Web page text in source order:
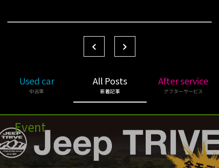
Used car
中古車
All Posts
新着記事
After service
アフターサービス
Event